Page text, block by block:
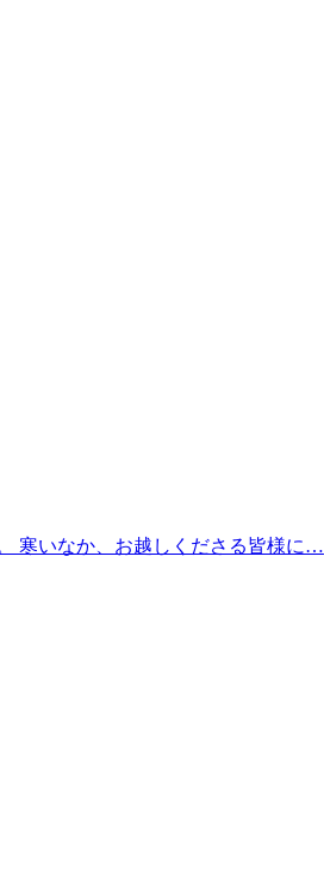
寒いなか、お越しくださる皆様に…